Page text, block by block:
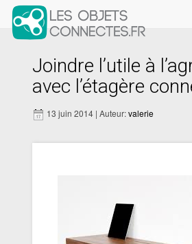
Joindre l’utile à
avec l’étagère
13 juin 2014 | Auteur:valerie